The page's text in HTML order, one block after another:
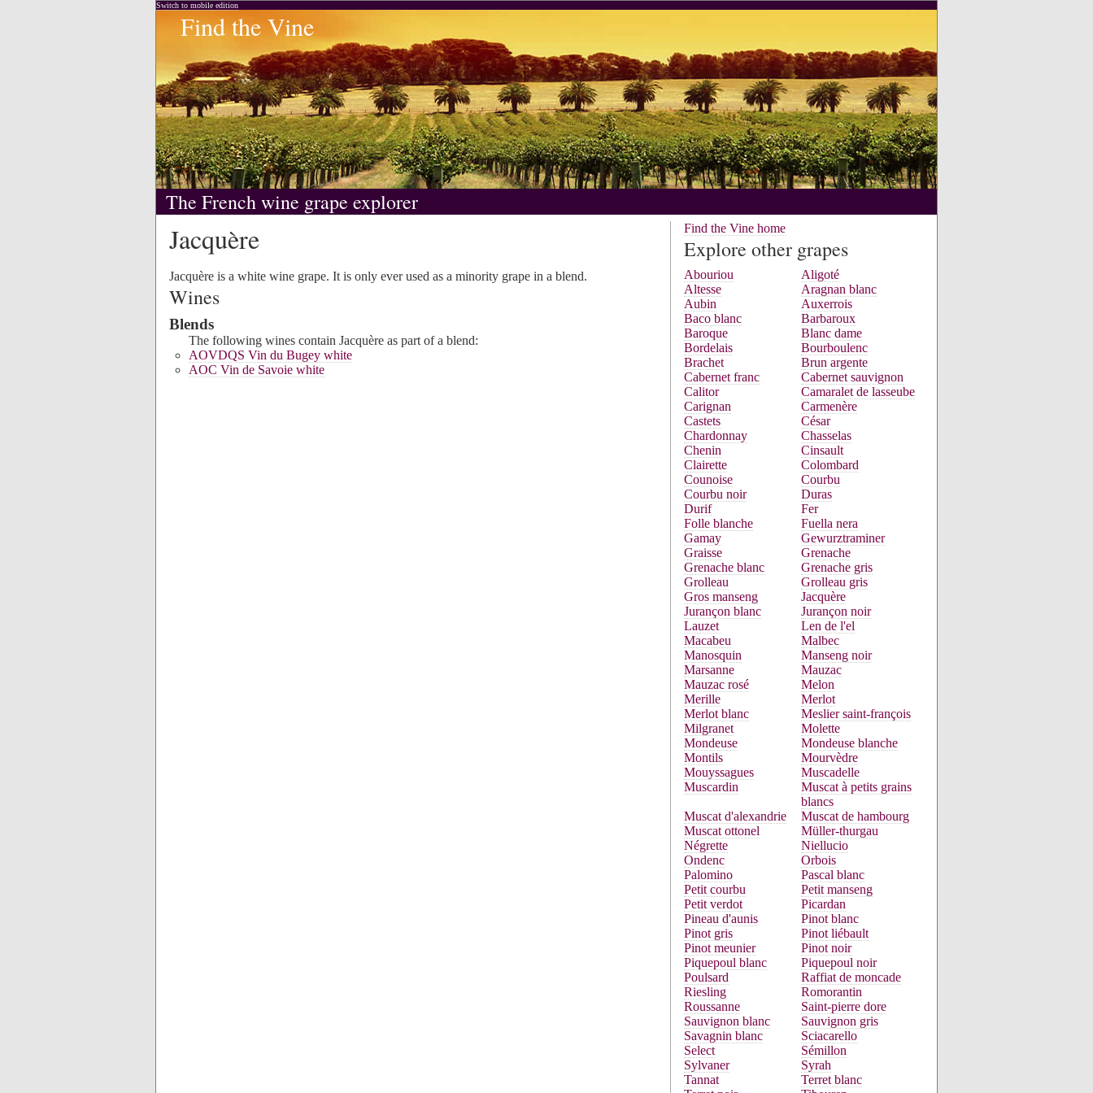
Switch to mobile edition
Find the Vine
The French wine grape explorer
Jacquère
Jacquère is a white wine grape. It is only ever used as a minority grape in a blend.
Wines
Blends
The following wines contain Jacquère as part of a blend:
AOVDQS Vin du Bugey white
AOC Vin de Savoie white
Find the Vine home
Explore other grapes
Abouriou
Aligoté
Altesse
Aragnan blanc
Aubin
Auxerrois
Baco blanc
Barbaroux
Baroque
Blanc dame
Bordelais
Bourboulenc
Brachet
Brun argente
Cabernet franc
Cabernet sauvignon
Calitor
Camaralet de lasseube
Carignan
Carmenère
Castets
César
Chardonnay
Chasselas
Chenin
Cinsault
Clairette
Colombard
Counoise
Courbu
Courbu noir
Duras
Durif
Fer
Folle blanche
Fuella nera
Gamay
Gewurztraminer
Graisse
Grenache
Grenache blanc
Grenache gris
Grolleau
Grolleau gris
Gros manseng
Jacquère
Jurançon blanc
Jurançon noir
Lauzet
Len de l'el
Macabeu
Malbec
Manosquin
Manseng noir
Marsanne
Mauzac
Mauzac rosé
Melon
Merille
Merlot
Merlot blanc
Meslier saint-françois
Milgranet
Molette
Mondeuse
Mondeuse blanche
Montils
Mourvèdre
Mouyssagues
Muscadelle
Muscardin
Muscat à petits grains
blancs
Muscat d'alexandrie
Muscat de hambourg
Muscat ottonel
Müller-thurgau
Négrette
Niellucio
Ondenc
Orbois
Palomino
Pascal blanc
Petit courbu
Petit manseng
Petit verdot
Picardan
Pineau d'aunis
Pinot blanc
Pinot gris
Pinot liébault
Pinot meunier
Pinot noir
Piquepoul blanc
Piquepoul noir
Poulsard
Raffiat de moncade
Riesling
Romorantin
Roussanne
Saint-pierre dore
Sauvignon blanc
Sauvignon gris
Savagnin blanc
Sciacarello
Select
Sémillon
Sylvaner
Syrah
Tannat
Terret blanc